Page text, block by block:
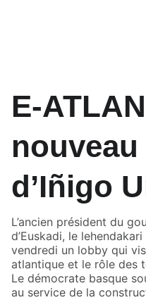
E-
d’Iñigo
L’ancien président du
d’Euskadi, le
vendredi un lobby qui
atlantique et le rôle des
Le démocrate basque
au service de la